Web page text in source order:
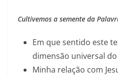
Cultivemos a semente da
Em que sentido este
dimensão universal do
Minha relação com